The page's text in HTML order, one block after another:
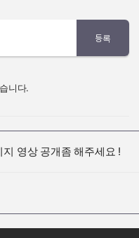
등록
니다.
영상 공개좀 해주세요 !